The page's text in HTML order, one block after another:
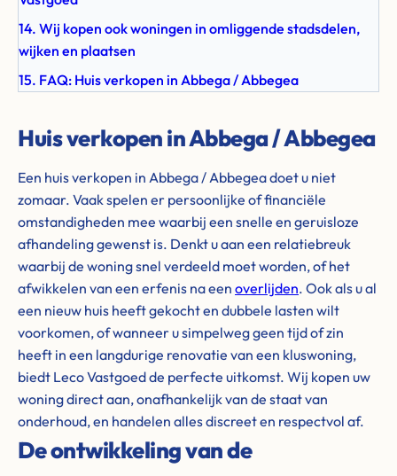
14. Wij kopen ook woningen in omliggende stadsdelen,
wijken en plaatsen
15. FAQ: Huis verkopen in Abbega / Abbegea
Huis verkopen in Abbega / Abbegea
Een huis verkopen in Abbega / Abbegea doet u niet
zomaar. Vaak spelen er persoonlijke of financiële
omstandigheden mee waarbij een snelle en geruisloze
afhandeling gewenst is. Denkt u aan een relatiebreuk
waarbij de woning snel verdeeld moet worden, of het
afwikkelen van een erfenis na een overlijden. Ook als u al
een nieuw huis heeft gekocht en dubbele lasten wilt
voorkomen, of wanneer u simpelweg geen tijd of zin
heeft in een langdurige renovatie van een kluswoning,
biedt Leco Vastgoed de perfecte uitkomst. Wij kopen uw
woning direct aan, onafhankelijk van de staat van
onderhoud, en handelen alles discreet en respectvol af.
De ontwikkeling van de